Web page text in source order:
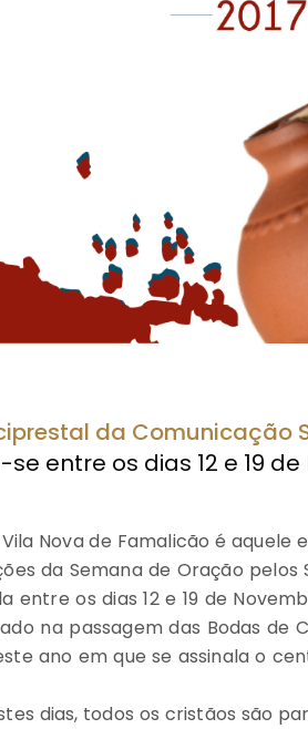
da Comunicação
entre os dias 12 e 19
Nova de Famalicão é aquele
da Semana de Oração pelos
entre os dias 12 e 19 de
na passagem das Bodas de
ano em que se assinala o
dias, todos os cristãos são